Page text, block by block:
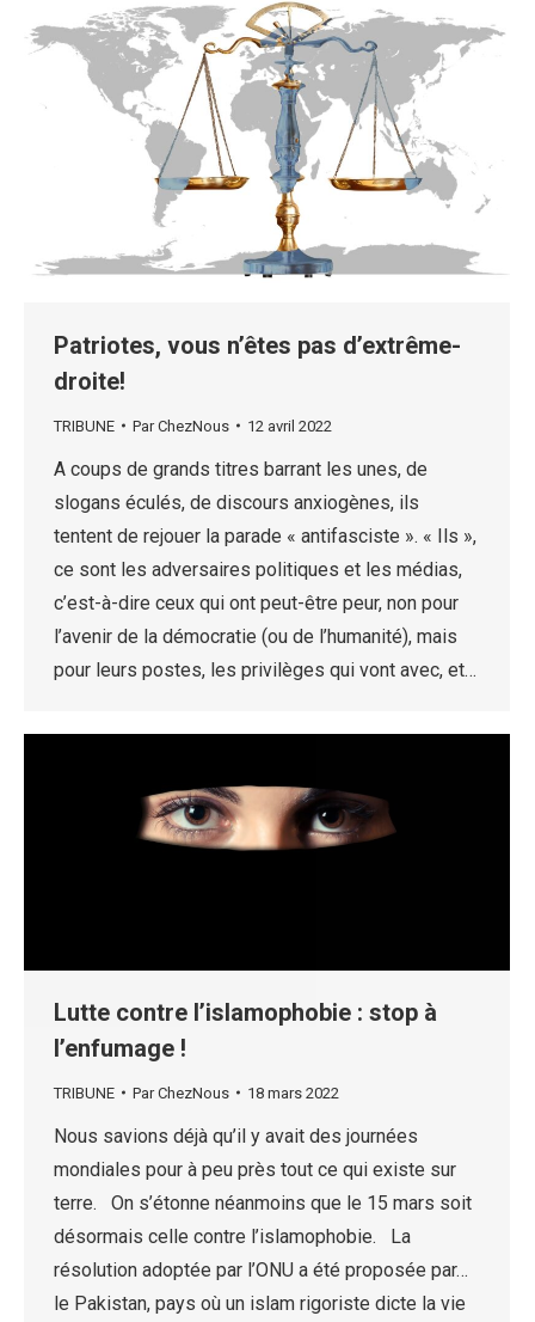
Patriotes, vous n’êtes pas d’extrême-
droite!
TRIBUNE ParChezNous 12 avril 2022
A coups de grands titres barrant les unes, de
slogans éculés, de discours anxiogènes, ils
tentent de rejouer la parade « antifasciste ». « Ils »,
ce sont les adversaires politiques et les médias,
c’est-à-dire ceux qui ont peut-être peur, non pour
l’avenir de la démocratie (ou de l’humanité), mais
pour leurs postes, les privilèges qui vont avec, et…
Lutte contre l’islamophobie : stop à
l’enfumage !
TRIBUNE ParChezNous 18 mars 2022
Nous savions déjà qu’il y avait des journées
mondiales pour à peu près tout ce qui existe sur
terre. On s’étonne néanmoins que le 15 mars soit
désormais celle contre l’islamophobie. La
résolution adoptée par l’ONU a été proposée par…
le Pakistan, pays où un islam rigoriste dicte la vie